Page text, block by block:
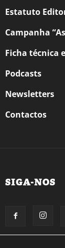
Estatuto
Campanha
Ficha técnica
Podcasts
Newsletters
Contactos
SIGA-NOS